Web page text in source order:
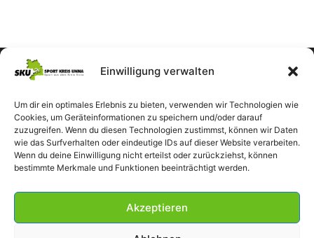
Einwilligung verwalten
Um dir ein optimales Erlebnis zu bieten, verwenden wir Technologien wie
Cookies, um Geräteinformationen zu speichern und/oder darauf
zuzugreifen. Wenn du diesen Technologien zustimmst, können wir Daten
wie das Surfverhalten oder eindeutige IDs auf dieser Website verarbeiten.
Wenn du deine Einwilligung nicht erteilst oder zurückziehst, können
bestimmte Merkmale und Funktionen beeinträchtigt werden.
Akzeptieren